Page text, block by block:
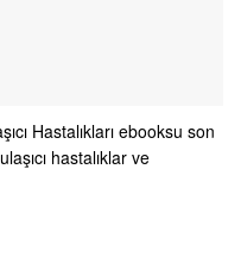
Hastalıkları ebooksu son
hastalıklar ve